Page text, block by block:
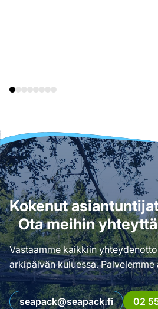
Kokenut
Ota meihin
Vastaamme kaikkiin
arkipäivän kuluessa.
seapack@seapack.fi 02